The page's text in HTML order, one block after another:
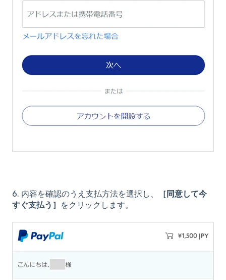
6. 内容を確認のうえ支払方法を選択し、
［同意して今
すぐ支払う］
をクリックします。